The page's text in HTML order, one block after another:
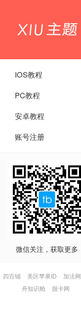
IOS教程
PC教程
安卓教程
账号注册
微信关注，获取更多
四百铺 美区苹果ID 加法网
舟知识舱
掘卡网